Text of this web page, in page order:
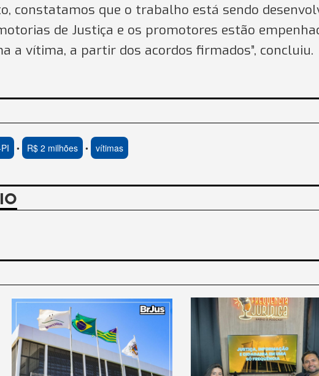
constatamos que o trabalho está sendo
de Justiça e os promotores estão
a vítima, a partir dos acordos firmados”, concluiu.
• R$ 2 milhões • vítimas